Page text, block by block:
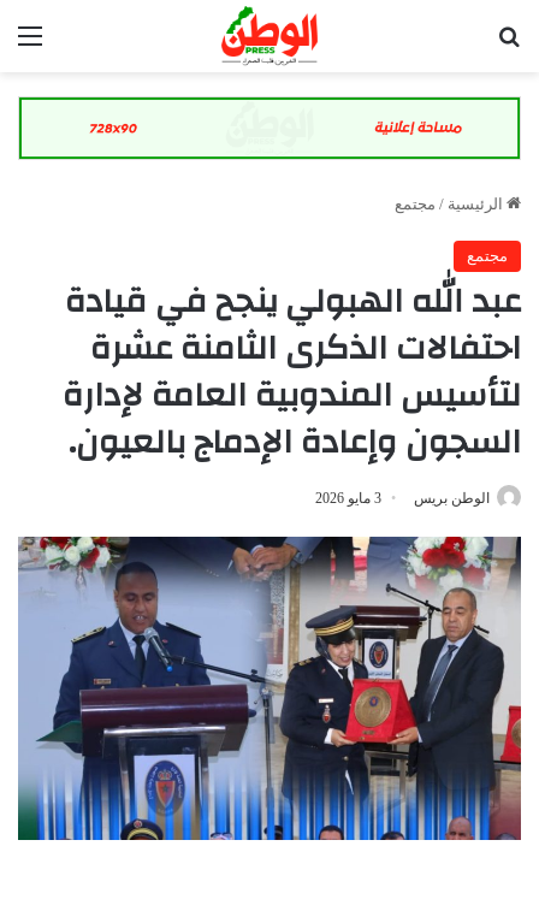
الرئيسية / مجتمع
مجتمع
عبد الله الهبولي ينجح في قيادة
احتفالات الذكرى الثامنة عشرة
لتأسيس المندوبية العامة لإدارة
السجون وإعادة الإدماج بالعيون.
الوطن بريس 3 مايو 2026